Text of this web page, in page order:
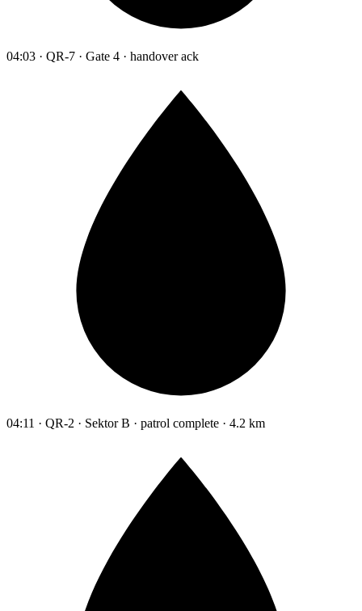
04:03 · QR-7 · Gate 4 · handover ack
04:11 · QR-2 · Sektor B · patrol complete · 4.2 km